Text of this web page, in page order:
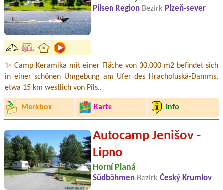
Pilsen Region Bezirk Plzeň-sever
✨ Camp Keramika mit einer Fläche von 30.000 m2 befindet sich
in einer schönen Umgebung am Ufer des Hracholuská-Damms,
etwa 15 km westlich von Pils..
Merkbox Karte Info
Autocamp Jenišov -
Lipno
Horní Planá
Südböhmen Bezirk Český Krumlov